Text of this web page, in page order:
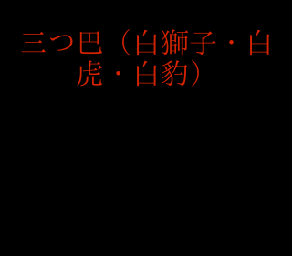
三つ巴（白獅子・白
虎・白豹）